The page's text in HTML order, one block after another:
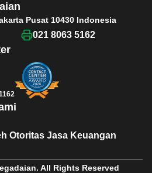
Otoritas Jasa Keuangan
Pusat 10430 Indonesia
021 8063 5162
All Rights Reserved